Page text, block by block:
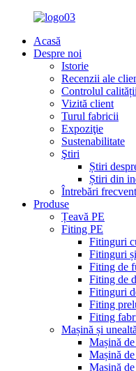
Acasă
Despre noi
Istorie
Recenzii ale
Controlul calității
Vizită client
Turul fabricii
Expoziţie
Sustenabilitate
Ştiri
Știri
Știri din
Întrebări
Produse
Țeavă PE
Fiting PE
Fitinguri
Fitinguri
Fiting de
Fiting de
Fitinguri
Fiting
Fiting
Mașină și
Mașină
Mașină
Mașină